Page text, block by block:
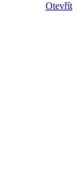
Otevřít